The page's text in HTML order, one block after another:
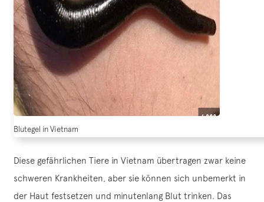
Blutegel in Vietnam
Diese gefährlichen Tiere in Vietnam übertragen zwar keine
schweren Krankheiten, aber sie können sich unbemerkt in
der Haut festsetzen und minutenlang Blut trinken. Das